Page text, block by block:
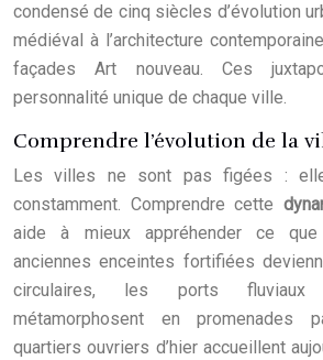
condensé de cinq siècles d’évolution
médiéval à l’architecture
façades Art nouveau. Ces
personnalité unique de chaque ville.
Comprendre l’évolution de la
Les villes ne sont pas figées :
constamment. Comprendre cette
aide à mieux appréhender ce
anciennes enceintes fortifiées
circulaires, les ports fluviaux
métamorphosent en promenades
quartiers ouvriers d’hier accueillent